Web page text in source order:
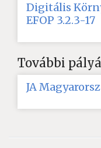
Digitális
EFOP 3.2.3-17
További
JA